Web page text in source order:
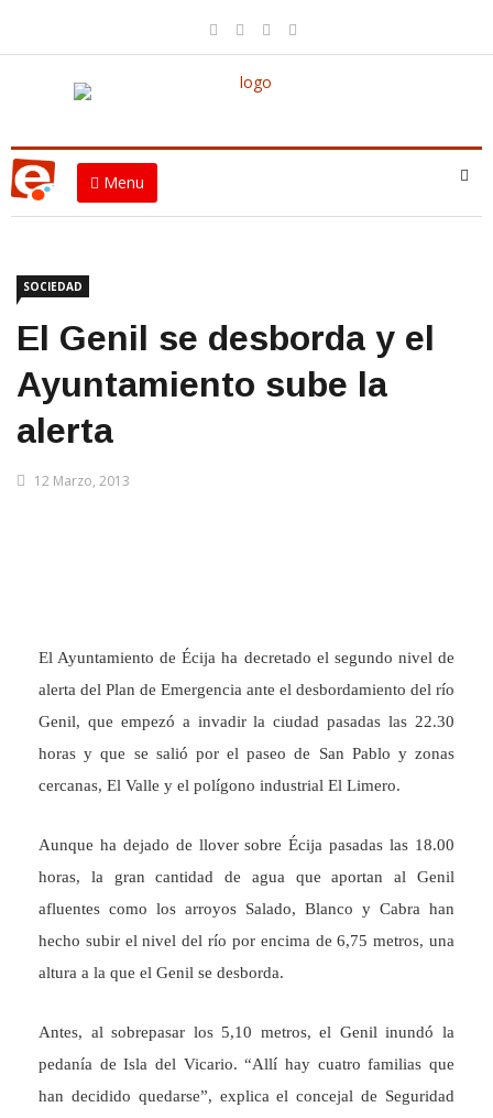
Menu
SOCIEDAD
El Genil se desborda y el
Ayuntamiento sube la
alerta
12 Marzo, 2013
El Ayuntamiento de Écija ha decretado el segundo nivel de
alerta del Plan de Emergencia ante el desbordamiento del río
Genil, que empezó a invadir la ciudad pasadas las 22.30
horas y que se salió por el paseo de San Pablo y zonas
cercanas, El Valle y el polígono industrial El Limero.
Aunque ha dejado de llover sobre Écija pasadas las 18.00
horas, la gran cantidad de agua que aportan al Genil
afluentes como los arroyos Salado, Blanco y Cabra han
hecho subir el nivel del río por encima de 6,75 metros, una
altura a la que el Genil se desborda.
Antes, al sobrepasar los 5,10 metros, el Genil inundó la
pedanía de Isla del Vicario. “Allí hay cuatro familias que
han decidido quedarse”, explica el concejal de Seguridad